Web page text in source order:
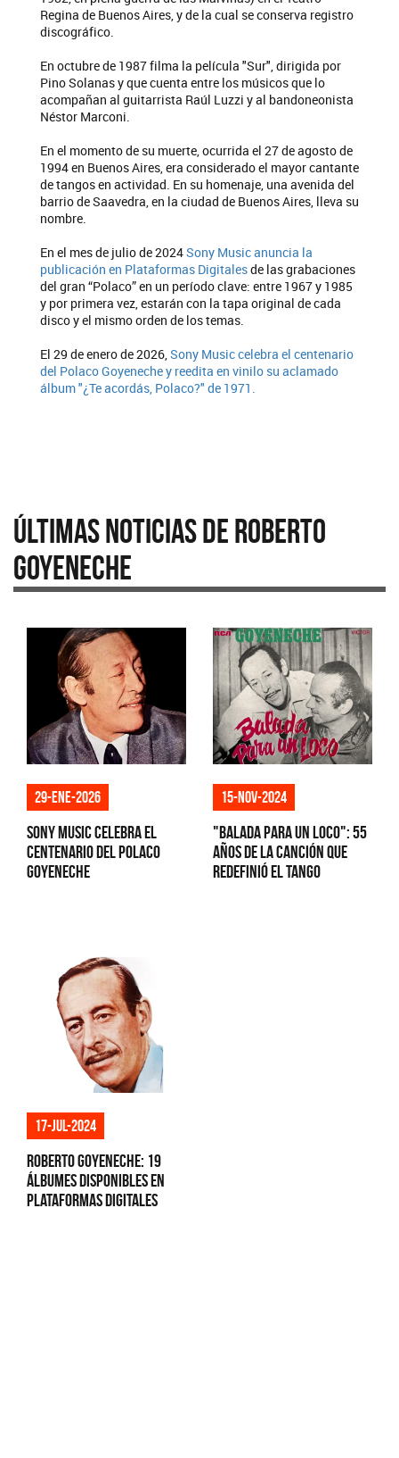
Regina de Buenos Aires, y de la cual se conserva registro
discográfico.
En octubre de 1987 filma la película "Sur", dirigida por
Pino Solanas y que cuenta entre los músicos que lo
acompañan al guitarrista Raúl Luzzi y al bandoneonista
Néstor Marconi.
En el momento de su muerte, ocurrida el 27 de agosto de
1994 en Buenos Aires, era considerado el mayor cantante
de tangos en actividad. En su homenaje, una avenida del
barrio de Saavedra, en la ciudad de Buenos Aires, lleva su
nombre.
En el mes de julio de 2024Sony Music anuncia la
publicación en Plataformas Digitalesde las grabaciones
del gran “Polaco” en un período clave: entre 1967 y 1985
y por primera vez, estarán con la tapa original de cada
disco y el mismo orden de los temas.
El 29 de enero de 2026,Sony Music celebra el centenario
del Polaco Goyeneche y reedita en vinilo su aclamado
álbum "¿Te acordás, Polaco?" de 1971.
Últimas Noticias de Roberto
Goyeneche
29-ene-2026
Sony Music celebra el
centenario del Polaco
Goyeneche
15-nov-2024
"Balada para un Loco": 55
años de la canción que
redefinió el tango
17-jul-2024
Roberto Goyeneche: 19
álbumes disponibles en
plataformas digitales